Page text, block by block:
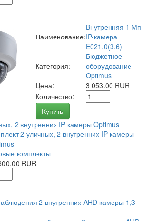
Наименование:
Внутренняя 1 Мп
IP-камера
E021.0(3.6)
Категория:
Бюджетное
оборудование
Optimus
Цена:
3 053.00 RUR
Количество:
Купить
2 уличных, 2 внутренних IP камеры
комплекты
RUR